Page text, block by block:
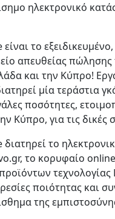
ηλεκτρονικό
το εξειδικευμένο,
απευθείας
και την Κύπρο!
μία τεράστια
ποσότητες,
Κύπρο, για τις δικές
το
το κορυφαίο
τεχνολογίας
ποιότητας και
της